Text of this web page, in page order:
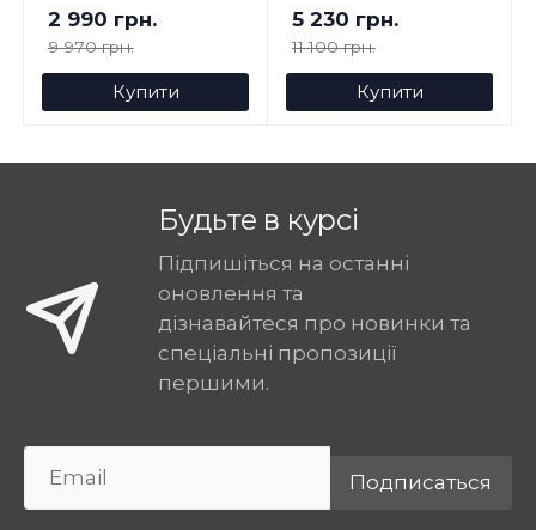
2 990 грн.
9 970 грн.
Купити
5 230 грн.
11 100 грн.
Купити
Будьте в курсі
Підпишіться на останні
оновлення та
дізнавайтеся про новинки та
спеціальні пропозиції
першими.
Подписаться